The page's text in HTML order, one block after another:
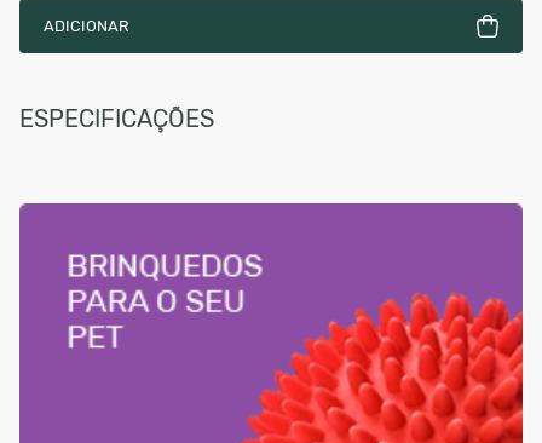
ADICIONAR
ESPECIFICAÇÕES